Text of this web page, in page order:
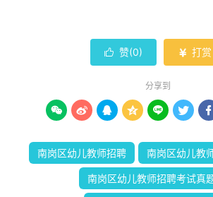
 赞(0)  打赏
分享到
      
南岗区幼儿教师招聘 南岗区幼儿教
南岗区幼儿教师招聘考试真